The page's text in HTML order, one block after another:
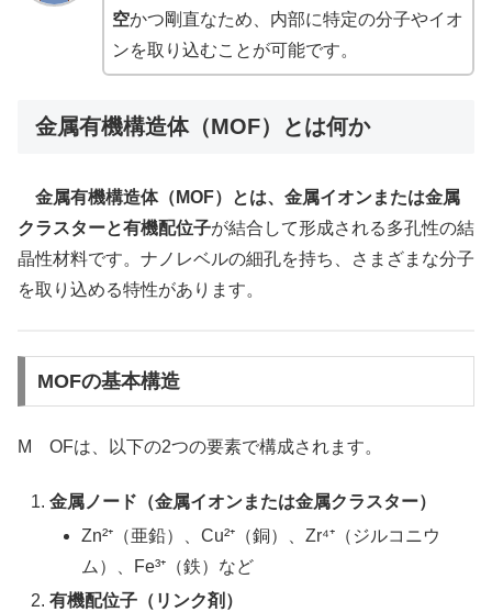
空かつ剛直なため、内部に特定の分子やイオ
ンを取り込むことが可能です。
金属有機構造体（MOF）とは何か
金属有機構造体（MOF）とは、金属イオンまたは金属
クラスターと有機配位子が結合して形成される多孔性の結
晶性材料です。ナノレベルの細孔を持ち、さまざまな分子
を取り込める特性があります。
MOFの基本構造
M OFは、以下の2つの要素で構成されます。
金属ノード（金属イオンまたは金属クラスター）
Zn²⁺（亜鉛）、Cu²⁺（銅）、Zr⁴⁺（ジルコニウ
ム）、Fe³⁺（鉄）など
有機配位子（リンク剤）